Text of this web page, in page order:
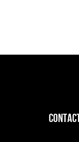
CONTACT